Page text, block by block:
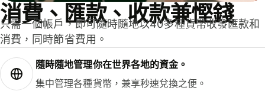
消費、匯款、收款兼慳錢
只需一個帳戶，即可隨時隨地以40多種貨幣收發匯款和
消費，同時節省費用。
隨時隨地管理你在世界各地的資金。
集中管理各種貨幣，兼享秒速兌換之便。